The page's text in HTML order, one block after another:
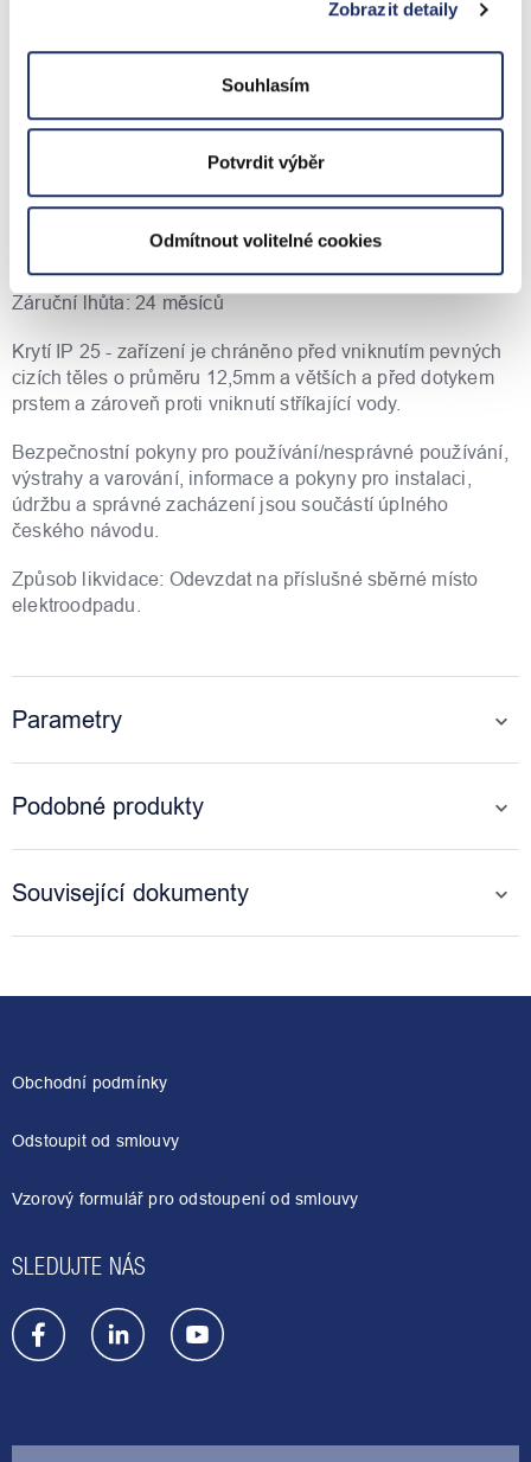
Zobrazit detaily
Souhlasím
Potvrdit výběr
Odmítnout volitelné cookies
sociálního bydlení. Podmínkou pro přiznání snížené sazby
V ceně zboží zakoupeného u nás je zahrnut recyklační
Výrobce: Stiebel Eltron GmbH Co.KG, Holzminden,
Německo, eml.: info@stiebel-eltron.cz, tel.: +420 220 800
Záruční lhůta: 24 měsíců
Krytí IP 25 - zařízení je chráněno před vniknutím pevných
cizích těles o průměru 12,5mm a větších a před dotykem
prstem a zároveň proti vniknutí stříkající vody.
Bezpečnostní pokyny pro používání/nesprávné používání,
výstrahy a varování, informace a pokyny pro instalaci,
údržbu a správné zacházení jsou součástí úplného
českého návodu.
Způsob likvidace: Odevzdat na příslušné sběrné místo
elektroodpadu.
Parametry
Podobné produkty
Související dokumenty
Obchodní podmínky
Odstoupit od smlouvy
Vzorový formulář pro odstoupení od smlouvy
SLEDUJTE NÁS